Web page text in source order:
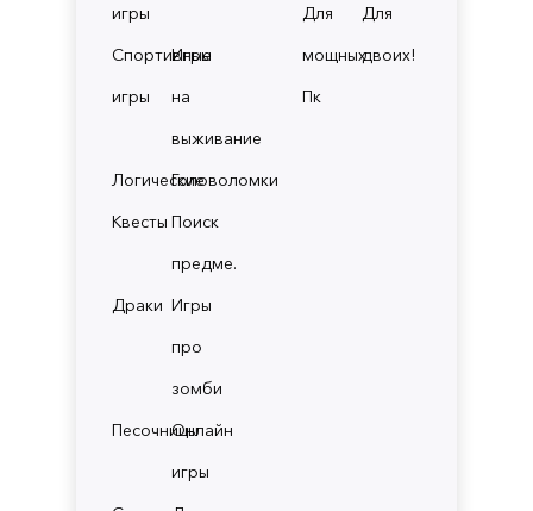
игры
Спортивные
игры
Игры
на
выживание
ЛогическиеГоловоломки
Квесты Поиск
предме.
Драки Игры
про
зомби
ПесочницыОнлайн
игры
Для
мощных
Пк
Для
двоих!